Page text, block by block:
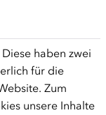
haben zwei
für die
Zum
unsere Inhalte